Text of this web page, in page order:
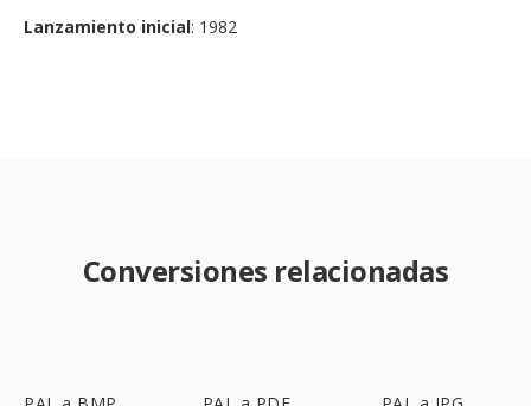
Lanzamiento inicial: 1982
Conversiones relacionadas